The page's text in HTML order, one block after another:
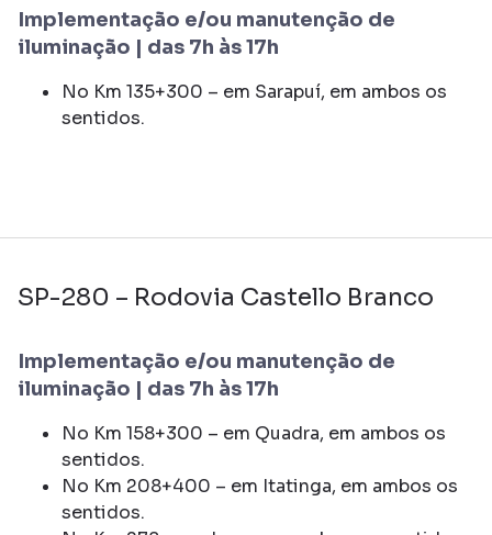
Implementação e/ou manutenção de
iluminação | das 7h às 17h
No Km 135+300 – em Sarapuí, em ambos os
sentidos.
SP-280 – Rodovia Castello Branco
Implementação e/ou manutenção de
iluminação | das 7h às 17h
No Km 158+300 – em Quadra, em ambos os
sentidos.
No Km 208+400 – em Itatinga, em ambos os
sentidos.